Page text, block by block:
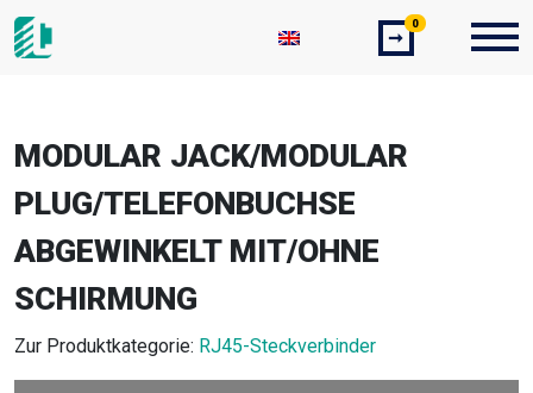
➞
0
MODULAR JACK/MODULAR
PLUG/TELEFONBUCHSE
ABGEWINKELT MIT/OHNE
SCHIRMUNG
Zur Produktkategorie: RJ45-Steckverbinder